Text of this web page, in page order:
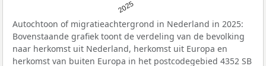
2025
Autochtoon of migratieachtergrond in Nederland in 2025:
Bovenstaande grafiek toont de verdeling van de bevolking
naar herkomst uit Nederland, herkomst uit Europa en
herkomst van buiten Europa in het postcodegebied 4352 SB